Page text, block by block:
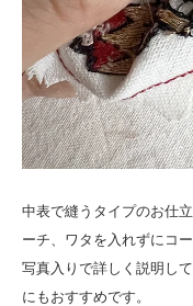
中表で縫うタイプのお仕
ーチ、ワタを入れずにコ
写真入りで詳しく説明し
にもおすすめです。